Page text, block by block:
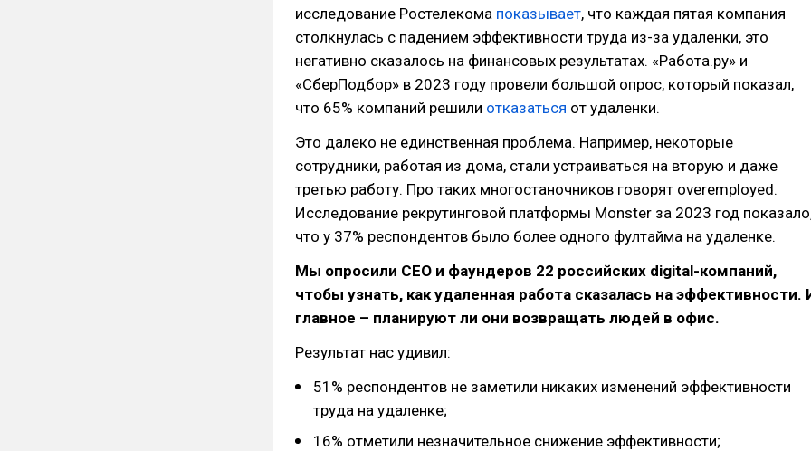
исследование Ростелекома показывает, что каждая пятая компания
столкнулась с падением эффективности труда из-за удаленки, это
негативно сказалось на финансовых результатах. «Работа.ру» и
«СберПодбор» в 2023 году провели большой опрос, который показал,
что 65% компаний решили отказаться от удаленки.
Это далеко не единственная проблема. Например, некоторые
сотрудники, работая из дома, стали устраиваться на вторую и даже
третью работу. Про таких многостаночников говорят overemployed.
Исследование рекрутинговой платформы Monster за 2023 год
что у 37% респондентов было более одного фултайма на удаленке.
Мы опросили СEO и фаундеров 22 российских digital-компаний,
чтобы узнать, как удаленная работа сказалась на эффективности.
главное – планируют ли они возвращать людей в офис.
Результат нас удивил:
51% респондентов не заметили никаких изменений эффективности
труда на удаленке;
16% отметили незначительное снижение эффективности;